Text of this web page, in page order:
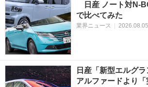
日産 ノート対N-
で比べてみた
業界ニュース 2026.08.05
日産「新型エルグ
アルファードより